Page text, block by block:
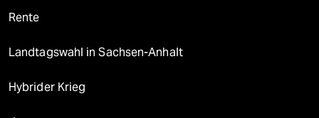
Rente
Landtagswahl in Sachsen-Anhalt
Hybrider Krieg